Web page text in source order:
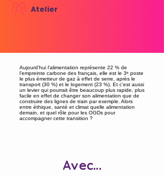
Atelier
Aujourd’hui l'alimentation représente 22 % de
l'empreinte carbone des français, elle est le 3ᵉ poste
le plus émetteur de gaz à effet de serre, après le
transport (30 %) et le logement (23 %). Et c’est aussi
un levier qui pourrait être beaucoup plus rapide, plus
facile en effet de changer son alimentation que de
construire des lignes de train par exemple. Alors
entre éthique, santé et climat quelle alimentation
demain, et quel rôle pour les OGDs pour
accompagner cette transition ?
Avec...